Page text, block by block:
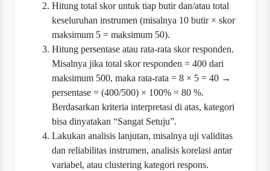
Hitung total skor untuk tiap butir dan/atau total
keseluruhan instrumen (misalnya 10 butir × skor
maksimum 5 = maksimum 50).
Hitung persentase atau rata-rata skor responden.
Misalnya jika total skor responden = 400 dari
maksimum 500, maka rata-rata = 8 × 5 = 40 →
persentase = (400/500) × 100% = 80 %.
Berdasarkan kriteria interpretasi di atas, kategori
bisa dinyatakan “Sangat Setuju”.
Lakukan analisis lanjutan, misalnya uji validitas
dan reliabilitas instrumen, analisis korelasi antar
variabel, atau clustering kategori respons.